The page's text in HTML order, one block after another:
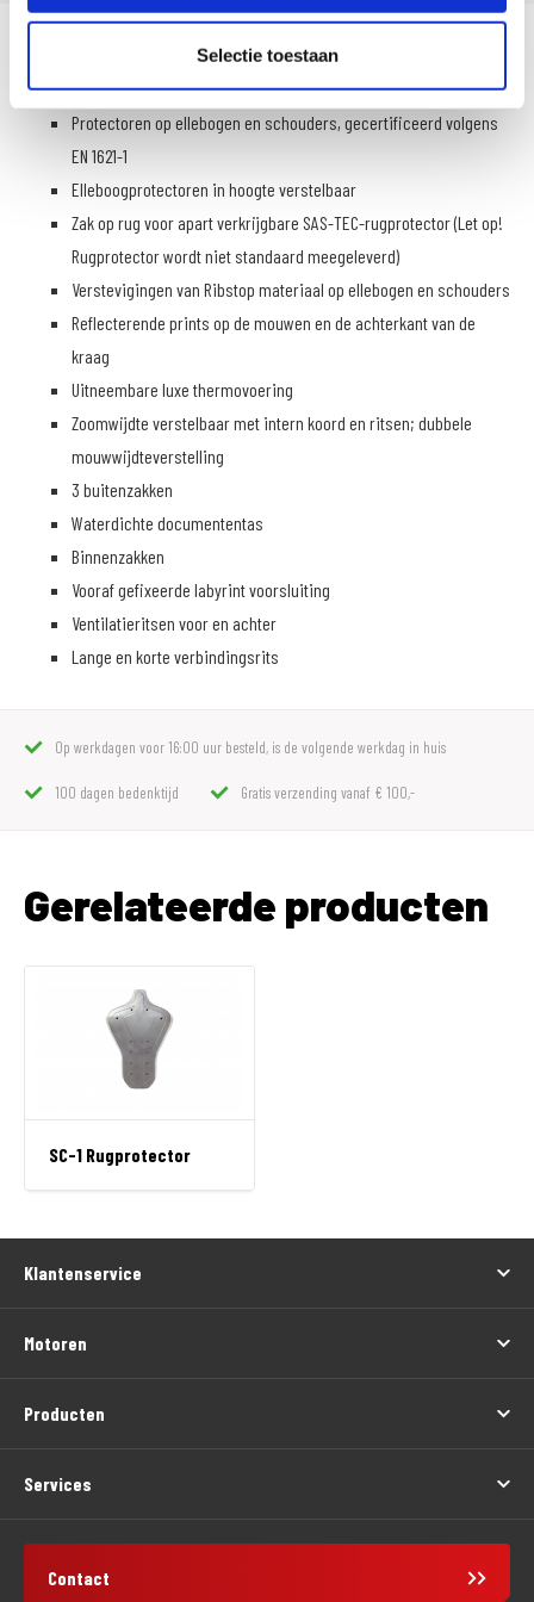
Selectie toestaan
Speciale pasvorm voor dames
Winddicht, waterdicht en ademend dankzij AEROTEX® z-liner
Protectoren op ellebogen en schouders, gecertificeerd volgens
EN 1621-1
Elleboogprotectoren in hoogte verstelbaar
Zak op rug voor apart verkrijgbare SAS-TEC-rugprotector (Let op!
Rugprotector wordt niet standaard meegeleverd)
Verstevigingen van Ribstop materiaal op ellebogen en schouders
Reflecterende prints op de mouwen en de achterkant van de
kraag
Uitneembare luxe thermovoering
Zoomwijdte verstelbaar met intern koord en ritsen; dubbele
mouwwijdteverstelling
3 buitenzakken
Waterdichte documententas
Binnenzakken
Vooraf gefixeerde labyrint voorsluiting
Ventilatieritsen voor en achter
Lange en korte verbindingsrits
Op werkdagen voor 16:00 uur besteld, is de volgende werkdag in huis
100 dagen bedenktijd Gratis verzending vanaf € 100,-
Gerelateerde producten
SC-1 Rugprotector
Klantenservice
Motoren
Producten
Services
Contact